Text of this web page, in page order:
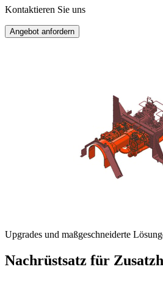
Kontaktieren Sie uns
Angebot anfordern
Upgrades und maßgeschneiderte
Nachrüstsatz für